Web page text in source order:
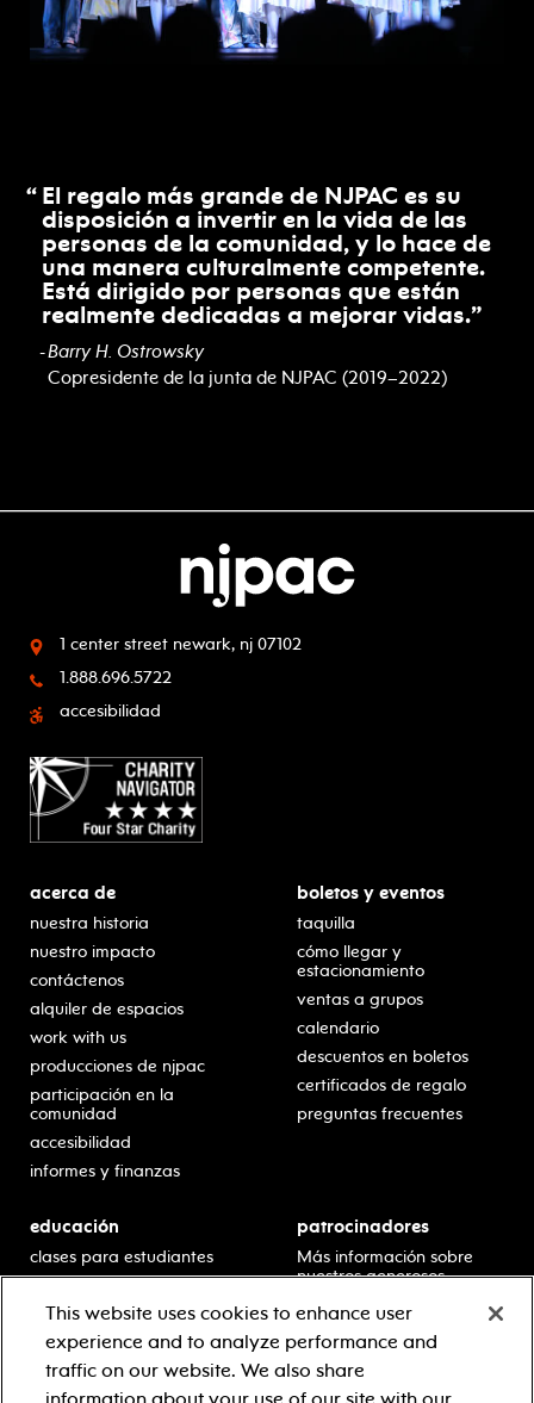
El regalo más grande de NJPAC es su
disposición a invertir en la vida de las
personas de la comunidad, y lo hace de
una manera culturalmente competente.
Está dirigido por personas que están
realmente dedicadas a mejorar vidas.
Barry H. Ostrowsky
Copresidente de la junta de NJPAC (2019–2022)
1 center street newark, nj 07102
1.888.696.5722
accesibilidad
acerca de
nuestra historia
nuestro impacto
contáctenos
alquiler de espacios
work with us
producciones de njpac
participación en la
comunidad
accesibilidad
informes y finanzas
boletos y eventos
taquilla
cómo llegar y
estacionamiento
ventas a grupos
calendario
descuentos en boletos
certificados de regalo
preguntas frecuentes
educación
clases para estudiantes
escolar
residencias en escuelas
desarrollo profesional
recursos para docentes
patrocinadores
Más información sobre
nuestros generosos
This website uses cookies to enhance user
experience and to analyze performance and
traffic on our website. We also share